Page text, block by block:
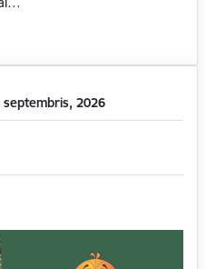
septembris, 2026